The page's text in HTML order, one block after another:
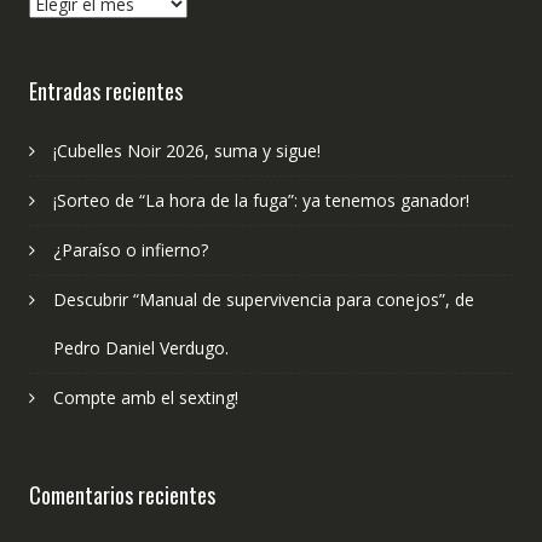
Entradas recientes
¡Cubelles Noir 2026, suma y sigue!
¡Sorteo de “La hora de la fuga”: ya tenemos ganador!
¿Paraíso o infierno?
Descubrir “Manual de supervivencia para conejos”, de
Pedro Daniel Verdugo.
Compte amb el sexting!
Comentarios recientes